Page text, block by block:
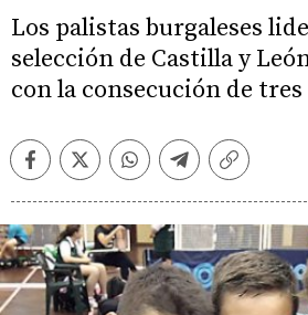
Los palistas burgaleses
selección de Castilla y
con la consecución de tres
FacebookTwitterWhatsappTelegramCopiar